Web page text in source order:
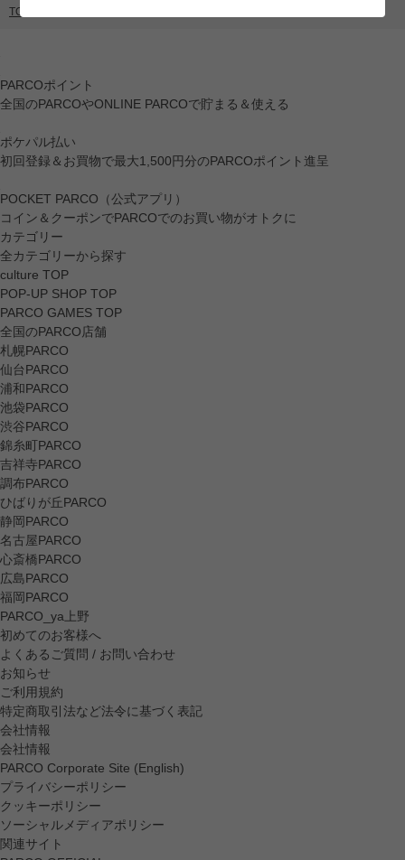
TOP
PARCOポイント
全国のPARCOやONLINE PARCOで貯まる＆使える
ポケパル払い
初回登録＆お買物で最大1,500円分のPARCOポイント進呈
POCKET PARCO（公式アプリ）
コイン＆クーポンでPARCOでのお買い物がオトクに
カテゴリー
全カテゴリーから探す
culture TOP
POP-UP SHOP TOP
PARCO GAMES TOP
全国のPARCO店舗
札幌PARCO
仙台PARCO
浦和PARCO
池袋PARCO
渋谷PARCO
錦糸町PARCO
吉祥寺PARCO
調布PARCO
ひばりが丘PARCO
静岡PARCO
名古屋PARCO
心斎橋PARCO
広島PARCO
福岡PARCO
PARCO_ya上野
初めてのお客様へ
よくあるご質問 / お問い合わせ
お知らせ
ご利用規約
特定商取引法など法令に基づく表記
会社情報
会社情報
PARCO Corporate Site (English)
プライバシーポリシー
クッキーポリシー
ソーシャルメディアポリシー
関連サイト